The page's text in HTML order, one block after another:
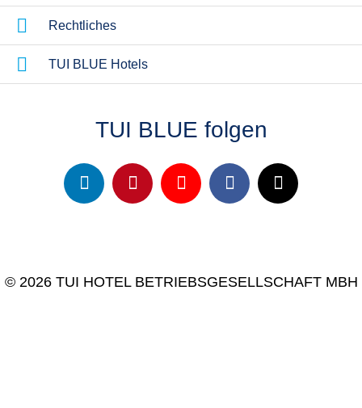
Rechtliches
TUI BLUE Hotels
TUI BLUE folgen
© 2026 TUI HOTEL BETRIEBSGESELLSCHAFT MBH